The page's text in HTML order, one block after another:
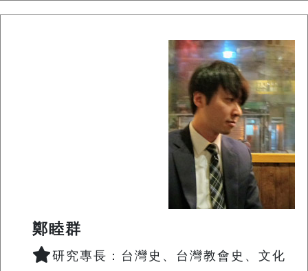
鄭睦群
研究專長：台灣史、台灣教會史、文化